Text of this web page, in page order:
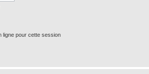
ligne pour cette session